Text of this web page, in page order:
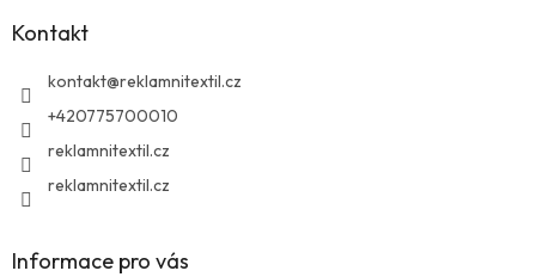
Kontakt
kontakt@reklamnitextil.cz
+420775700010
reklamnitextil.cz
reklamnitextil.cz
Informace pro vás